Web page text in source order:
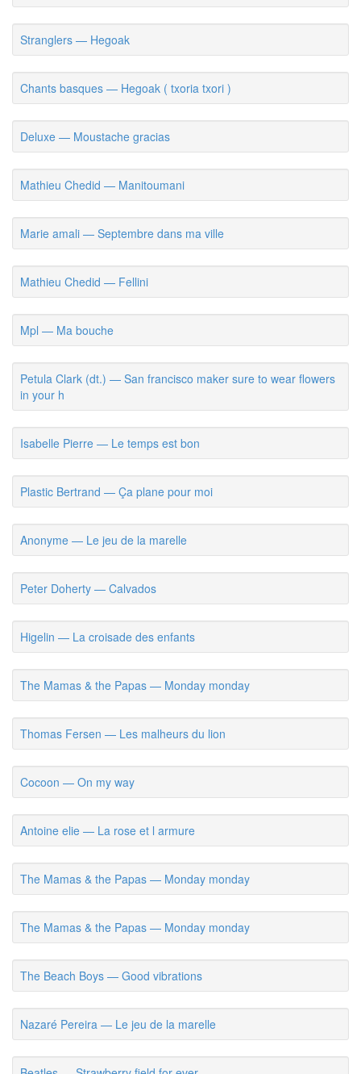
Stranglers — Hegoak
Chants basques — Hegoak ( txoria txori )
Deluxe — Moustache gracias
Mathieu Chedid — Manitoumani
Marie amali — Septembre dans ma ville
Mathieu Chedid — Fellini
Mpl — Ma bouche
Petula Clark (dt.) — San francisco maker sure to wear flowers
in your h
Isabelle Pierre — Le temps est bon
Plastic Bertrand — Ça plane pour moi
Anonyme — Le jeu de la marelle
Peter Doherty — Calvados
Higelin — La croisade des enfants
The Mamas & the Papas — Monday monday
Thomas Fersen — Les malheurs du lion
Cocoon — On my way
Antoine elie — La rose et l armure
The Mamas & the Papas — Monday monday
The Mamas & the Papas — Monday monday
The Beach Boys — Good vibrations
Nazaré Pereira — Le jeu de la marelle